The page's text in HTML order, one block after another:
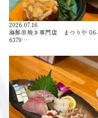
2026.07.16
海鮮串焼き専門店 まつりや 06-
6379…